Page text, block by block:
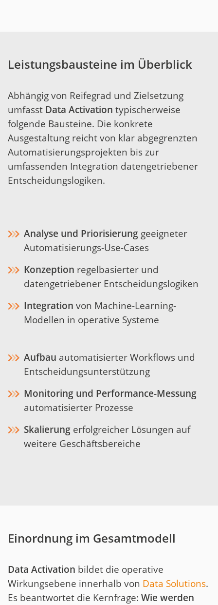
Leistungsbausteine im Überblick
Abhängig von Reifegrad und Zielsetzung
umfasst Data Activation typischerweise
folgende Bausteine. Die konkrete
Ausgestaltung reicht von klar abgegrenzten
Automatisierungsprojekten bis zur
umfassenden Integration datengetriebener
Entscheidungslogiken.
Analyse und Priorisierung geeigneter
Automatisierungs-Use-Cases
Konzeption regelbasierter und
datengetriebener Entscheidungslogiken
Integration von Machine-Learning-
Modellen in operative Systeme
Aufbau automatisierter Workflows und
Entscheidungsunterstützung
Monitoring und Performance-Messung
automatisierter Prozesse
Skalierung erfolgreicher Lösungen auf
weitere Geschäftsbereiche
Einordnung im Gesamtmodell
Data Activation bildet die operative
Wirkungsebene innerhalb von Data Solutions.
Es beantwortet die Kernfrage: Wie werden